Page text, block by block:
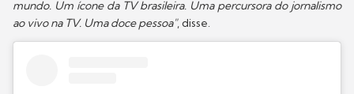
mundo. Um ícone da TV brasileira. Uma percursora do jornalismo
ao vivo na TV. Uma doce pessoa", disse.